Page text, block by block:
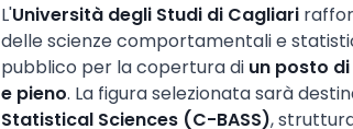
L'Università degli Studi di Cagliari
delle scienze comportamentali e
pubblico per la copertura di un posto
e pieno. La figura selezionata sarà
Statistical Sciences (C-BASS),